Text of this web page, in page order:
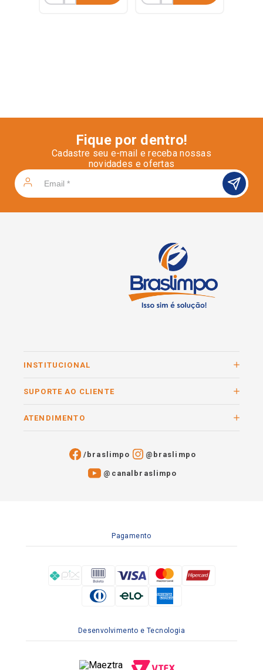
Fique por dentro!
Cadastre seu e-mail e receba nossas
novidades e ofertas
INSTITUCIONAL
SUPORTE AO CLIENTE
ATENDIMENTO
/braslimpo @braslimpo
@canalbraslimpo​
Pagamento
Desenvolvimento e Tecnologia